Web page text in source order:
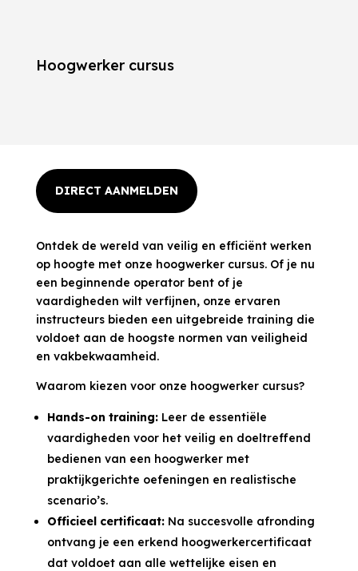
Hoogwerker cursus
DIRECT AANMELDEN
Ontdek de wereld van veilig en efficiënt werken
op hoogte met onze hoogwerker cursus. Of je nu
een beginnende operator bent of je
vaardigheden wilt verfijnen, onze ervaren
instructeurs bieden een uitgebreide training die
voldoet aan de hoogste normen van veiligheid
en vakbekwaamheid.
Waarom kiezen voor onze hoogwerker cursus?
Hands-on training:Leer de essentiële
vaardigheden voor het veilig en doeltreffend
bedienen van een hoogwerker met
praktijkgerichte oefeningen en realistische
scenario’s.
Officieel certificaat:Na succesvolle afronding
ontvang je een erkend hoogwerkercertificaat
dat voldoet aan alle wettelijke eisen en